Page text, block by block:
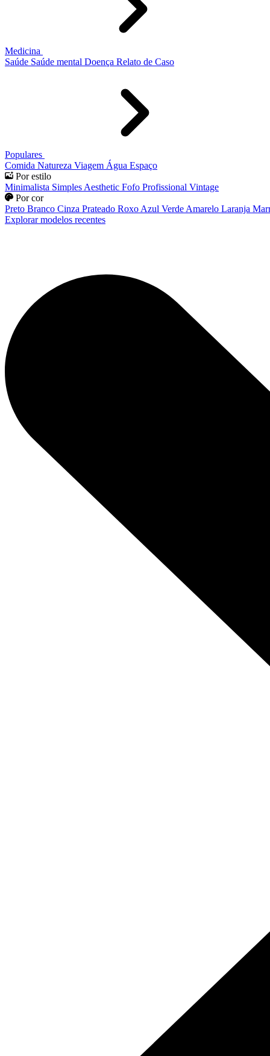
Medicina
Saúde Saúde mental Doença Relato de Caso
Populares
Comida Natureza Viagem Água Espaço
Por estilo
Minimalista Simples Aesthetic Fofo Profissional Vintage
Por cor
Preto Branco Cinza Prateado Roxo Azul Verde Amarelo Laranja
Explorar modelos recentes